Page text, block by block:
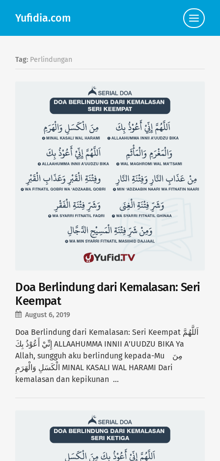
Yufidia.com
Click
to
view
Tag: Perlindungan
Doa Berlindung dari Kemalasan: Seri
Keempat
August 6, 2019
Doa Berlindung dari Kemalasan: Seri Keempat اَللَّهُمَّ
إِنِّيْ أَعُوْذُ بِكَ ALLAAHUMMA INNII A’UUDZU BIKA Ya
Allah, sungguh aku berlindung kepada-Mu مِنَ
الْكَسَلِ وَالْهَرَمِ MINAL KASALI WAL HARAMI Dari
kemalasan dan kepikunan …